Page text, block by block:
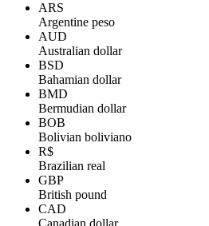
ARS
Argentine peso
AUD
Australian dollar
BSD
Bahamian dollar
BMD
Bermudian dollar
BOB
Bolivian boliviano
R$
Brazilian real
GBP
British pound
CAD
Canadian dollar